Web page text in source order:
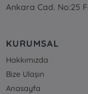
Ankara Cad. No:25
KURUMSAL
Hakkımızda
Bize Ulaşın
Anasayfa